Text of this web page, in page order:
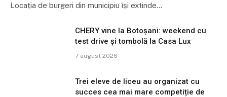
Locația de burgeri din municipiu își extinde…
CHERY vine la Botoșani: weekend cu
test drive și tombolă la Casa Lux
7 august 2026
Trei eleve de liceu au organizat cu
succes cea mai mare competiție de